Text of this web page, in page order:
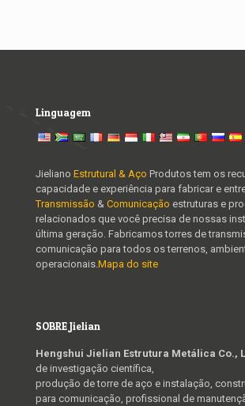
Linguagem
Jieliano Estrutural & Aço Produtos tem os
capacidade e experiência para fabricar e
Transmissão & Comunicação estruturas e
relacionados que você precisa de nossas
última geração. Fabricamos torres de
comunicação para todos os terrenos,
operacionais. Mapa do site
SOBRE Jielian
Hengshui Jielian Estrutura Metálica Co.,
de investigação científica,
produção de torre de aço e instalação,
para comunicação, profissional de